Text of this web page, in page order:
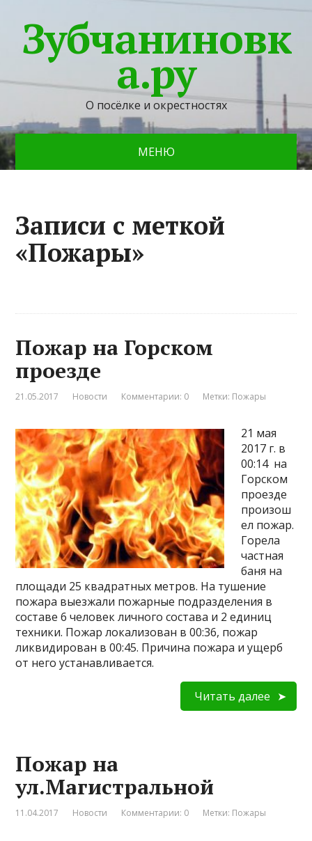
Зубчаниновк
а.ру
О посёлке и окрестностях
МЕНЮ
Записи с меткой
«Пожары»
Пожар на Горском
проезде
21.05.2017 Новости Комментарии: 0 Метки: Пожары
21 мая
2017 г. в
00:14 на
Горском
проезде
произош
ел пожар.
Горела
частная
баня на
площади 25 квадратных метров. На тушение
пожара выезжали пожарные подразделения в
составе 6 человек личного состава и 2 единиц
техники. Пожар локализован в 00:36, пожар
ликвидирован в 00:45. Причина пожара и ущерб
от него устанавливается.
Читать далее
Пожар на
ул.Магистральной
11.04.2017 Новости Комментарии: 0 Метки: Пожары